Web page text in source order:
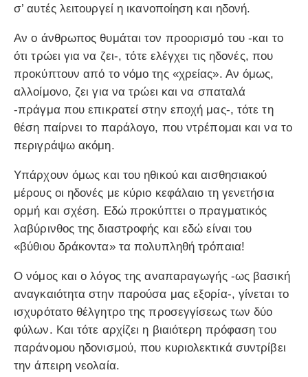
σ’ αυτές λειτουργεί η ικανοποίηση και ηδονή.
Αν ο άνθρωπος θυμάται τον προορισμό του -και το
ότι τρώει για να ζει-, τότε ελέγχει τις ηδονές, που
προκύπτουν από το νόμο της «χρείας». Αν όμως,
αλλοίμονο, ζει για να τρώει και να σπαταλά
-πράγμα που επικρατεί στην εποχή μας-, τότε τη
θέση παίρνει το παράλογο, που ντρέπομαι και να το
περιγράψω ακόμη.
Υπάρχουν όμως και του ηθικού και αισθησιακού
μέρους οι ηδονές με κύριο κεφάλαιο τη γενετήσια
ορμή και σχέση. Εδώ προκύπτει ο πραγματικός
λαβύρινθος της διαστροφής και εδώ είναι του
«βύθιου δράκοντα» τα πολυπληθή τρόπαια!
Ο νόμος και ο λόγος της αναπαραγωγής -ως βασική
αναγκαιότητα στην παρούσα μας εξορία-, γίνεται το
ισχυρότατο θέλγητρο της προσεγγίσεως των δύο
φύλων. Και τότε αρχίζει η βιαιότερη πρόφαση του
παράνομου ηδονισμού, που κυριολεκτικά συντρίβει
την άπειρη νεολαία.